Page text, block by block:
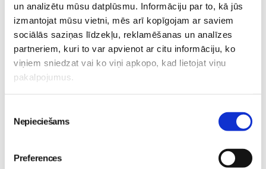
un analizētu mūsu datplūsmu. Informāciju par to, kā jūs
izmantojat mūsu vietni, mēs arī kopīgojam ar saviem
sociālās saziņas līdzekļu, reklamēšanas un analīzes
partneriem, kuri to var apvienot ar citu informāciju, ko
viņiem sniedzat vai ko viņi apkopo, kad lietojat viņu
pakalpojumus.
izvēle
Nepieciešams
Preferences
„LEĢENDĀRIE” - episks
piedzīvojums visai
ģimenei kinoteātros no
29. maija